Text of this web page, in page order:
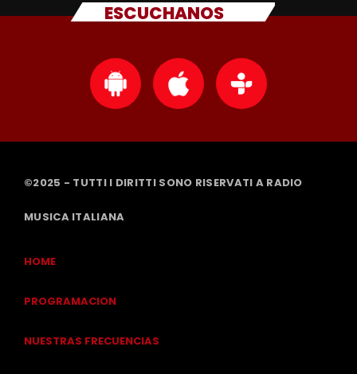
ESCUCHANOS
©2025 - TUTTI I DIRITTI SONO RISERVATI A RADIO
MUSICA ITALIANA
HOME
PROGRAMACION
NUESTRAS FRECUENCIAS